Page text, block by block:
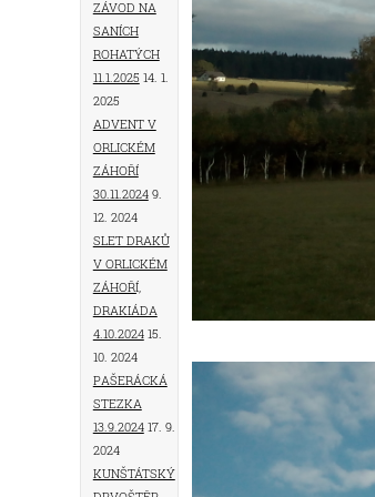
závod na
saních
rohatých
11.1.202514. 1.
2025
Advent v
Orlickém
Záhoří
30.11.20249.
12. 2024
Slet draků
v Orlickém
Záhoří,
drakiáda
4.10.202415.
10. 2024
Pašerácká
stezka
13.9.202417. 9.
2024
Kunštátský